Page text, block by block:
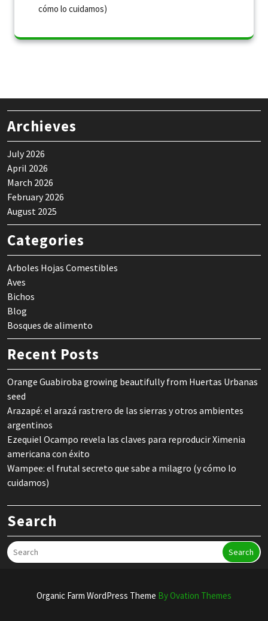
cómo lo cuidamos)
Archieves
July 2026
April 2026
March 2026
February 2026
August 2025
Categories
Arboles Hojas Comestibles
Aves
Bichos
Blog
Bosques de alimento
Recent Posts
Orange Guabiroba growing beautifully from Huertas Urbanas
seed
Arazapé: el arazá rastrero de las sierras y otros ambientes
argentinos
Ezequiel Ocampo revela las claves para reproducir Ximenia
americana con éxito
Wampee: el frutal secreto que sabe a milagro (y cómo lo
cuidamos)
Search
Search
Organic Farm WordPress Theme By Ovation Themes